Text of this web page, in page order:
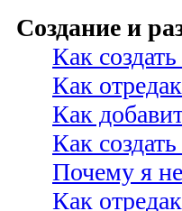
Создание и
Как
Как
Как
Как
Почему я
Как